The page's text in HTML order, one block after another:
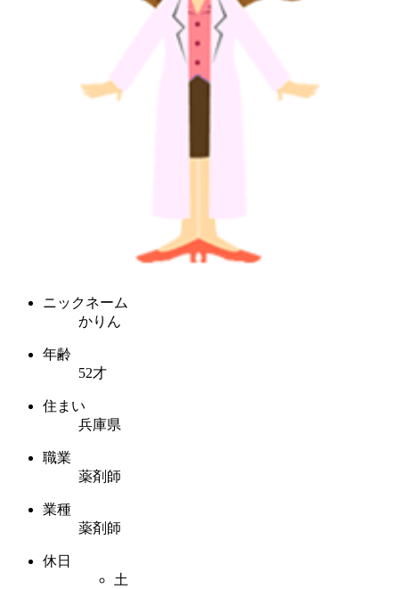
ニックネーム
かりん
年齢
52才
住まい
兵庫県
職業
薬剤師
業種
薬剤師
休日
土